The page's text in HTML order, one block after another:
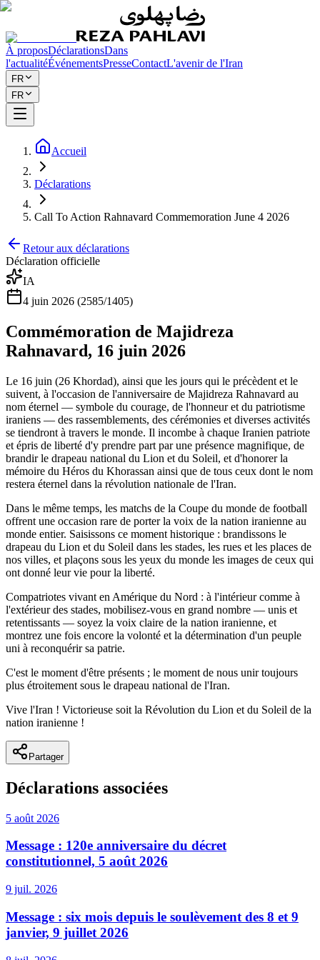
À proposDéclarationsDans
l'actualitéÉvénementsPresseContactL'avenir de l'Iran
FR
FR
Accueil
Déclarations
Call To Action Rahnavard Commemoration June 4 2026
Retour aux déclarations
Déclaration officielle
IA
4 juin 2026 (2585/1405)
Commémoration de Majidreza
Rahnavard, 16 juin 2026
Le 16 juin (26 Khordad), ainsi que les jours qui le précèdent et le
suivent, à l'occasion de l'anniversaire de Majidreza Rahnavard au
nom éternel — symbole du courage, de l'honneur et du patriotisme
iraniens — des rassemblements, des cérémonies et diverses activités
se tiendront à travers le monde. Il incombe à chaque Iranien patriote
et épris de liberté d'y prendre part par une présence magnifique, de
brandir le drapeau national du Lion et du Soleil, et d'honorer la
mémoire du Héros du Khorassan ainsi que de tous ceux dont le nom
restera éternel dans la révolution nationale de l'Iran.
Dans le même temps, les matchs de la Coupe du monde de football
offrent une occasion rare de porter la voix de la nation iranienne au
monde entier. Saisissons ce moment historique : brandissons le
drapeau du Lion et du Soleil dans les stades, les rues et les places de
nos villes, et plaçons sous les yeux du monde les images de ceux qui
ont donné leur vie pour la liberté.
Compatriotes vivant en Amérique du Nord : à l'intérieur comme à
l'extérieur des stades, mobilisez-vous en grand nombre — unis et
retentissants — soyez la voix claire de la nation iranienne, et
montrez une fois encore la volonté et la détermination d'un peuple
uni à reconquérir sa patrie.
C'est le moment d'être présents ; le moment de nous unir toujours
plus étroitement sous le drapeau national de l'Iran.
Vive l'Iran ! Victorieuse soit la Révolution du Lion et du Soleil de la
nation iranienne !
Partager
Déclarations associées
5 août 2026
Message : 120e anniversaire du décret
constitutionnel, 5 août 2026
9 juil. 2026
Message : six mois depuis le soulèvement des 8 et 9
janvier, 9 juillet 2026